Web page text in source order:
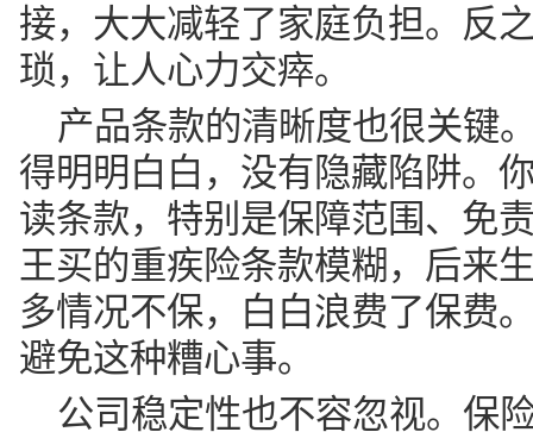
接，大大减轻了家庭负担。反
琐，让人心力交瘁。
产品条款的清晰度也很关键
得明明白白，没有隐藏陷阱。
读条款，特别是保障范围、免
王买的重疾险条款模糊，后来
多情况不保，白白浪费了保费
避免这种糟心事。
公司稳定性也不容忽视。保